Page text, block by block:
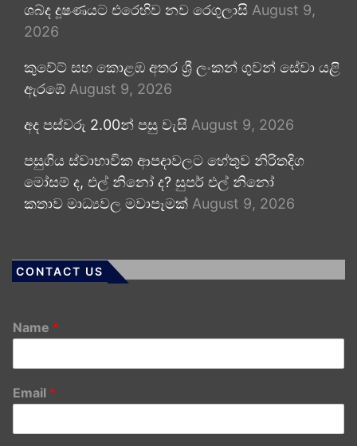
ශබ්ද දූෂණයට එරෙහිව නව රෙගුලාසි August 9,
2026
කුවේට් සහ කොළඹ අතර ශ්‍රී ලංකන් ගුවන් සේවා යළි
ඇරඹේ August 9, 2026
අද පස්වරු 2.00න් පසු වැසි August 9, 2026
පසුගිය ස්වාභාවික ආපදාවලට හේතුව නිරිතදිග
මෝසම් ද, එල් නිනෝ ද? සුපර් එල් නිනෝ
කතාව මාධ්‍යවල මවාපෑමක් August 9, 2026
CONTACT US
Name *
Email *